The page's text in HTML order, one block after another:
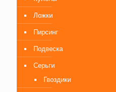
Ложки
Пирсинг
Подвеска
Серьги
Гвоздики